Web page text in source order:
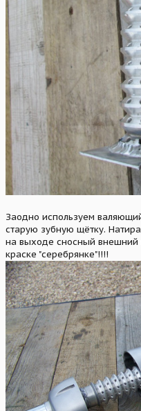
Заодно используем
старую зубную щётку.
на выходе сносный внешний
краске "серебрянке"!!!!